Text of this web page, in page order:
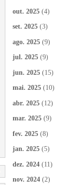
out. 2025 (4)
set. 2025 (3)
ago. 2025 (9)
jul. 2025 (9)
jun. 2025 (15)
mai. 2025 (10)
abr. 2025 (12)
mar. 2025 (9)
fev. 2025 (8)
jan. 2025 (5)
dez. 2024 (11)
nov. 2024 (2)